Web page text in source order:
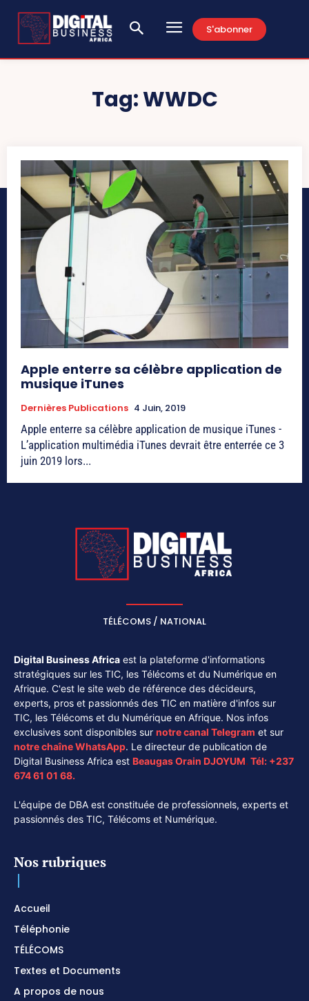
S'abonner
Tag:WWDC
Apple enterre sa célèbre application de
musique iTunes
Dernières Publications 4 Juin, 2019
Apple enterre sa célèbre application de musique iTunes -
L’application multimédia iTunes devrait être enterrée ce 3
juin 2019 lors...
TÉLÉCOMS / NATIONAL
Digital Business Africa est la plateforme d'informations
stratégiques sur les TIC, les Télécoms et du Numérique en
Afrique. C'est le site web de référence des décideurs,
experts, pros et passionnés des TIC en matière d'infos sur
TIC, les Télécoms et du Numérique en Afrique. Nos infos
exclusives sont disponibles sur notre canal Telegram et sur
notre chaîneWhatsApp. Le directeur de publication de
Digital Business Africa est Beaugas Orain DJOYUM. Tél: +237
674 61 01 68.
L'équipe de DBA est constituée de professionnels, experts et
passionnés des TIC, Télécoms et Numérique.
Nos rubriques
Accueil
Téléphonie
TÉLÉCOMS
Textes et Documents
A propos de nous